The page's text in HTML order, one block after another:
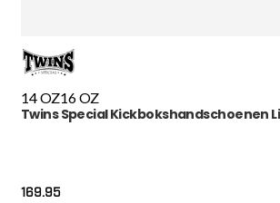
14 OZ16 OZ
Twins Special Kickbokshandschoenen
169.95